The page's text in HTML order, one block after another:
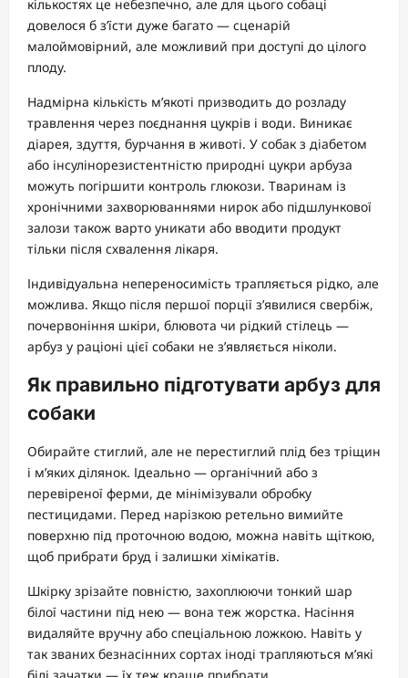
кількостях це небезпечно, але для цього собаці
довелося б з’їсти дуже багато — сценарій
малоймовірний, але можливий при доступі до цілого
плоду.
Надмірна кількість м’якоті призводить до розладу
травлення через поєднання цукрів і води. Виникає
діарея, здуття, бурчання в животі. У собак з діабетом
або інсулінорезистентністю природні цукри арбуза
можуть погіршити контроль глюкози. Тваринам із
хронічними захворюваннями нирок або підшлункової
залози також варто уникати або вводити продукт
тільки після схвалення лікаря.
Індивідуальна непереносимість трапляється рідко, але
можлива. Якщо після першої порції з’явилися свербіж,
почервоніння шкіри, блювота чи рідкий стілець —
арбуз у раціоні цієї собаки не з’являється ніколи.
Як правильно підготувати арбуз для
собаки
Обирайте стиглий, але не перестиглий плід без тріщин
і м’яких ділянок. Ідеально — органічний або з
перевіреної ферми, де мінімізували обробку
пестицидами. Перед нарізкою ретельно вимийте
поверхню під проточною водою, можна навіть щіткою,
щоб прибрати бруд і залишки хімікатів.
Шкірку зрізайте повністю, захоплюючи тонкий шар
білої частини під нею — вона теж жорстка. Насіння
видаляйте вручну або спеціальною ложкою. Навіть у
так званих безнасінних сортах іноді трапляються м’які
білі зачатки — їх теж краще прибрати.